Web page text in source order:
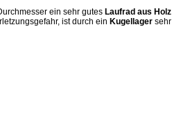
ein sehr gutes Laufrad aus
ist durch ein Kugellagersehr